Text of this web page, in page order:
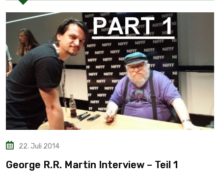
22. Juli 2014
George R.R. Martin Interview – Teil 1